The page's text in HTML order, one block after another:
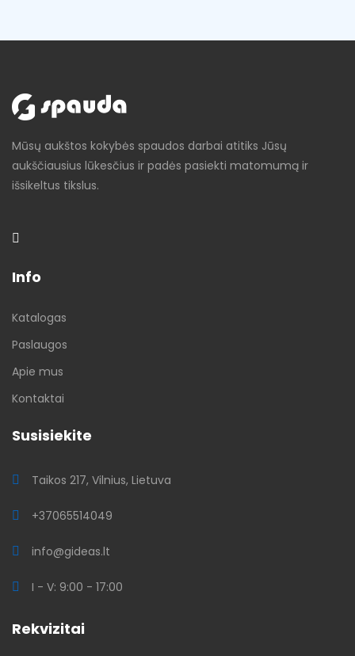
Mūsų aukštos kokybės spaudos darbai atitiks Jūsų
aukščiausius lūkesčius ir padės pasiekti matomumą ir
išsikeltus tikslus.
Info
Katalogas
Paslaugos
Apie mus
Kontaktai
Susisiekite
Taikos 217, Vilnius, Lietuva
+37065514049
info@gideas.lt
I - V: 9:00 - 17:00
Rekvizitai